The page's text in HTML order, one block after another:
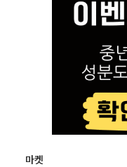
마켓